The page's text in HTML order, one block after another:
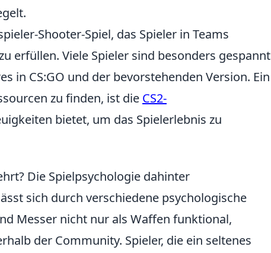
Shooter-Spiel, das Spieler in Teams
erfüllen. Viele Spieler sind besonders gespannt
in CS:GO und der bevorstehenden Version. Ein
zu finden, ist die CS2-
bietet, um das Spielerlebnis zu
Die Spielpsychologie dahinter
sich durch verschiedene psychologische
Messer nicht nur als Waffen funktional,
der Community. Spieler, die ein seltenes